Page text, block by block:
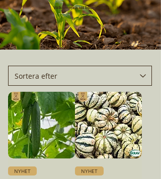
Välkommen att botanisera!
NYHET NYHET